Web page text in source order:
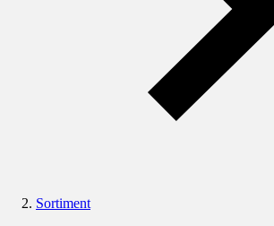
Sortiment